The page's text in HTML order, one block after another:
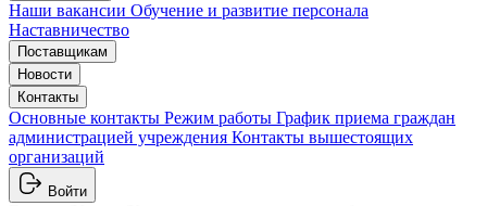
Наши вакансии Обучение и развитие персонала
Наставничество
Поставщикам
Новости
Контакты
Основные контакты Режим работы График приема граждан
администрацией учреждения Контакты вышестоящих
организаций
Войти